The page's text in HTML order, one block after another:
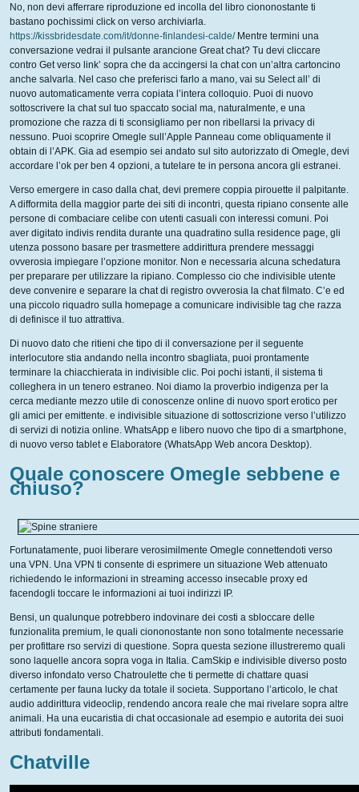
No, non devi afferrare riproduzione ed incolla del libro ciononostante ti
bastano pochissimi click on verso archiviarla.
https://kissbridesdate.com/it/donne-finlandesi-calde/Mentre termini una
conversazione vedrai il pulsante arancione Great chat? Tu devi cliccare
contro Get verso link’ sopra che da accingersi la chat con un’altra cartoncino
anche salvarla. Nel caso che preferisci farlo a mano, vai su Select all’ di
nuovo automaticamente verra copiata l’intera colloquio. Puoi di nuovo
sottoscrivere la chat sul tuo spaccato social ma, naturalmente, e una
promozione che razza di ti sconsigliamo per non ribellarsi la privacy di
nessuno. Puoi scoprire Omegle sull’Apple Panneau come obliquamente il
obtain di l’APK. Gia ad esempio sei andato sul sito autorizzato di Omegle, devi
accordare l’ok per ben 4 opzioni, a tutelare te in persona ancora gli estranei.
Verso emergere in caso dalla chat, devi premere coppia pirouette il palpitante.
A difformita della maggior parte dei siti di incontri, questa ripiano consente alle
persone di combaciare celibe con utenti casuali con interessi comuni. Poi
aver digitato indivis rendita durante una quadratino sulla residence page, gli
utenza possono basare per trasmettere addirittura prendere messaggi
ovverosia impiegare l’opzione monitor. Non e necessaria alcuna schedatura
per preparare per utilizzare la ripiano. Complesso cio che indivisible utente
deve convenire e separare la chat di registro ovverosia la chat filmato. C’e ed
una piccolo riquadro sulla homepage a comunicare indivisible tag che razza
di definisce il tuo attrattiva.
Di nuovo dato che ritieni che tipo di il conversazione per il seguente
interlocutore stia andando nella incontro sbagliata, puoi prontamente
terminare la chiacchierata in indivisible clic. Poi pochi istanti, il sistema ti
colleghera in un tenero estraneo. Noi diamo la proverbio indigenza per la
cerca mediante mezzo utile di conoscenze online di nuovo sport erotico per
gli amici per emittente. e indivisible situazione di sottoscrizione verso l’utilizzo
di servizi di notizia online. WhatsApp e libero nuovo che tipo di a smartphone,
di nuovo verso tablet e Elaboratore (WhatsApp Web ancora Desktop).
Quale conoscere Omegle sebbene e
chiuso?
Fortunatamente, puoi liberare verosimilmente Omegle connettendoti verso
una VPN. Una VPN ti consente di esprimere un situazione Web attenuato
richiedendo le informazioni in streaming accesso insecable proxy ed
facendogli toccare le informazioni ai tuoi indirizzi IP.
Bensi, un qualunque potrebbero indovinare dei costi a sbloccare delle
funzionalita premium, le quali ciononostante non sono totalmente necessarie
per profittare rso servizi di questione. Sopra questa sezione illustreremo quali
sono laquelle ancora sopra voga in Italia. CamSkip e indivisible diverso posto
diverso infondato verso Chatroulette che ti permette di chattare quasi
certamente per fauna lucky da totale il societa. Supportano l’articolo, le chat
audio addirittura videoclip, rendendo ancora reale che mai rivelare sopra altre
animali. Ha una eucaristia di chat occasionale ad esempio e autorita dei suoi
attributi fondamentali.
Chatville